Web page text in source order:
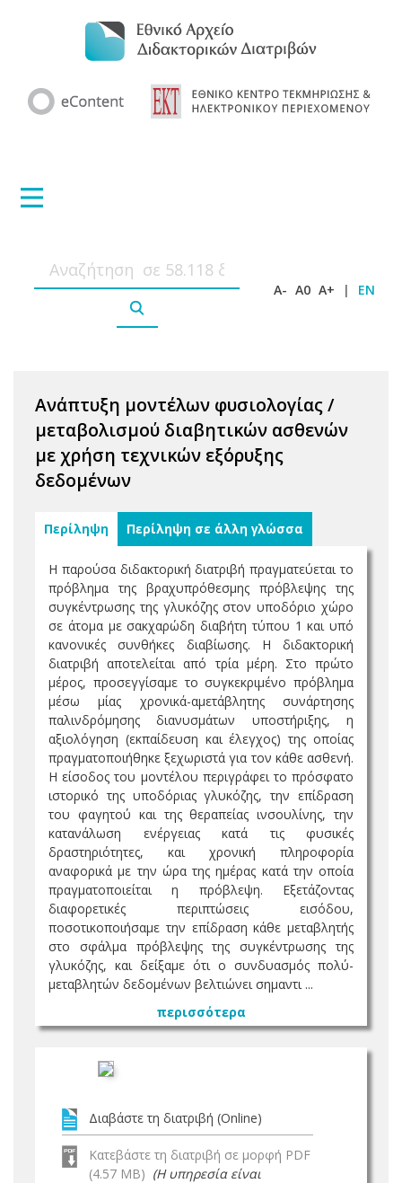
A- A0 A+ | EN
Ανάπτυξη μοντέλων φυσιολογίας /
μεταβολισμού διαβητικών ασθενών
με χρήση τεχνικών εξόρυξης
δεδομένων
Περίληψη Περίληψη σε άλλη γλώσσα
Η παρούσα διδακτορική διατριβή πραγματεύεται το
πρόβλημα της βραχυπρόθεσμης πρόβλεψης της
συγκέντρωσης της γλυκόζης στον υποδόριο χώρο
σε άτομα με σακχαρώδη διαβήτη τύπου 1 και υπό
κανονικές συνθήκες διαβίωσης. Η διδακτορική
διατριβή αποτελείται από τρία μέρη. Στο πρώτο
μέρος, προσεγγίσαμε το συγκεκριμένο πρόβλημα
μέσω μίας χρονικά-αμετάβλητης συνάρτησης
παλινδρόμησης διανυσμάτων υποστήριξης, η
αξιολόγηση (εκπαίδευση και έλεγχος) της οποίας
πραγματοποιήθηκε ξεχωριστά για τον κάθε ασθενή.
Η είσοδος του μοντέλου περιγράφει το πρόσφατο
ιστορικό της υποδόριας γλυκόζης, την επίδραση
του φαγητού και της θεραπείας ινσουλίνης, την
κατανάλωση ενέργειας κατά τις φυσικές
δραστηριότητες, και χρονική πληροφορία
αναφορικά με την ώρα της ημέρας κατά την οποία
πραγματοποιείται η πρόβλεψη. Εξετάζοντας
διαφορετικές περιπτώσεις εισόδου,
ποσοτικοποιήσαμε την επίδραση κάθε μεταβλητής
στο σφάλμα πρόβλεψης της συγκέντρωσης της
γλυκόζης, και δείξαμε ότι ο συνδυασμός πολύ-
μεταβλητών δεδομένων βελτιώνει σημαντι ...
περισσότερα
Διαβάστε τη διατριβή (Online)
Κατεβάστε τη διατριβή σε μορφή PDF
(4.57 MB) (Η υπηρεσία είναι